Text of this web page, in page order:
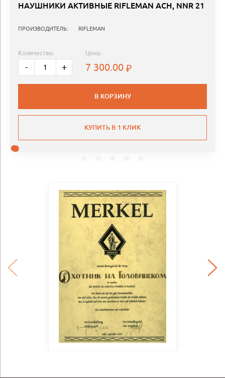
НАУШНИКИ АКТИВНЫЕ RIFLEMAN ACH, NNR 21
ПРОИЗВОДИТЕЛЬ: RIFLEMAN
Количество:
- +
Цена:
7 300.00
В КОРЗИНУ
КУПИТЬ В 1 КЛИК